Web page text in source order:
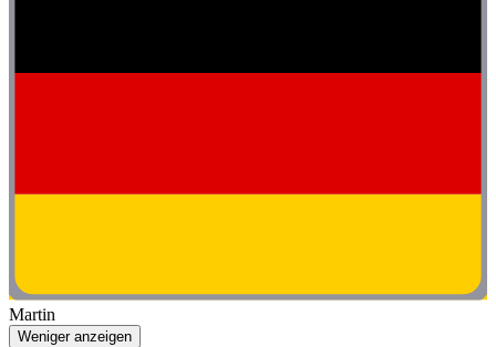
Martin
Weniger anzeigen